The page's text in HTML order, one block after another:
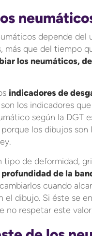
depende
más que del tiempo
los neumáticos,
indicadores de
los indicadores
según la DGT
los dibujos son
de deformidad,
profundidad de la
cuando
el dibujo. Si éste se
no respetar este